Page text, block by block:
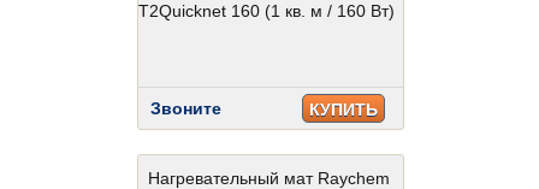
T2Quicknet 160 (1 кв. м / 160 Вт)
Звоните КУПИТЬ
Нагревательный мат Raychem